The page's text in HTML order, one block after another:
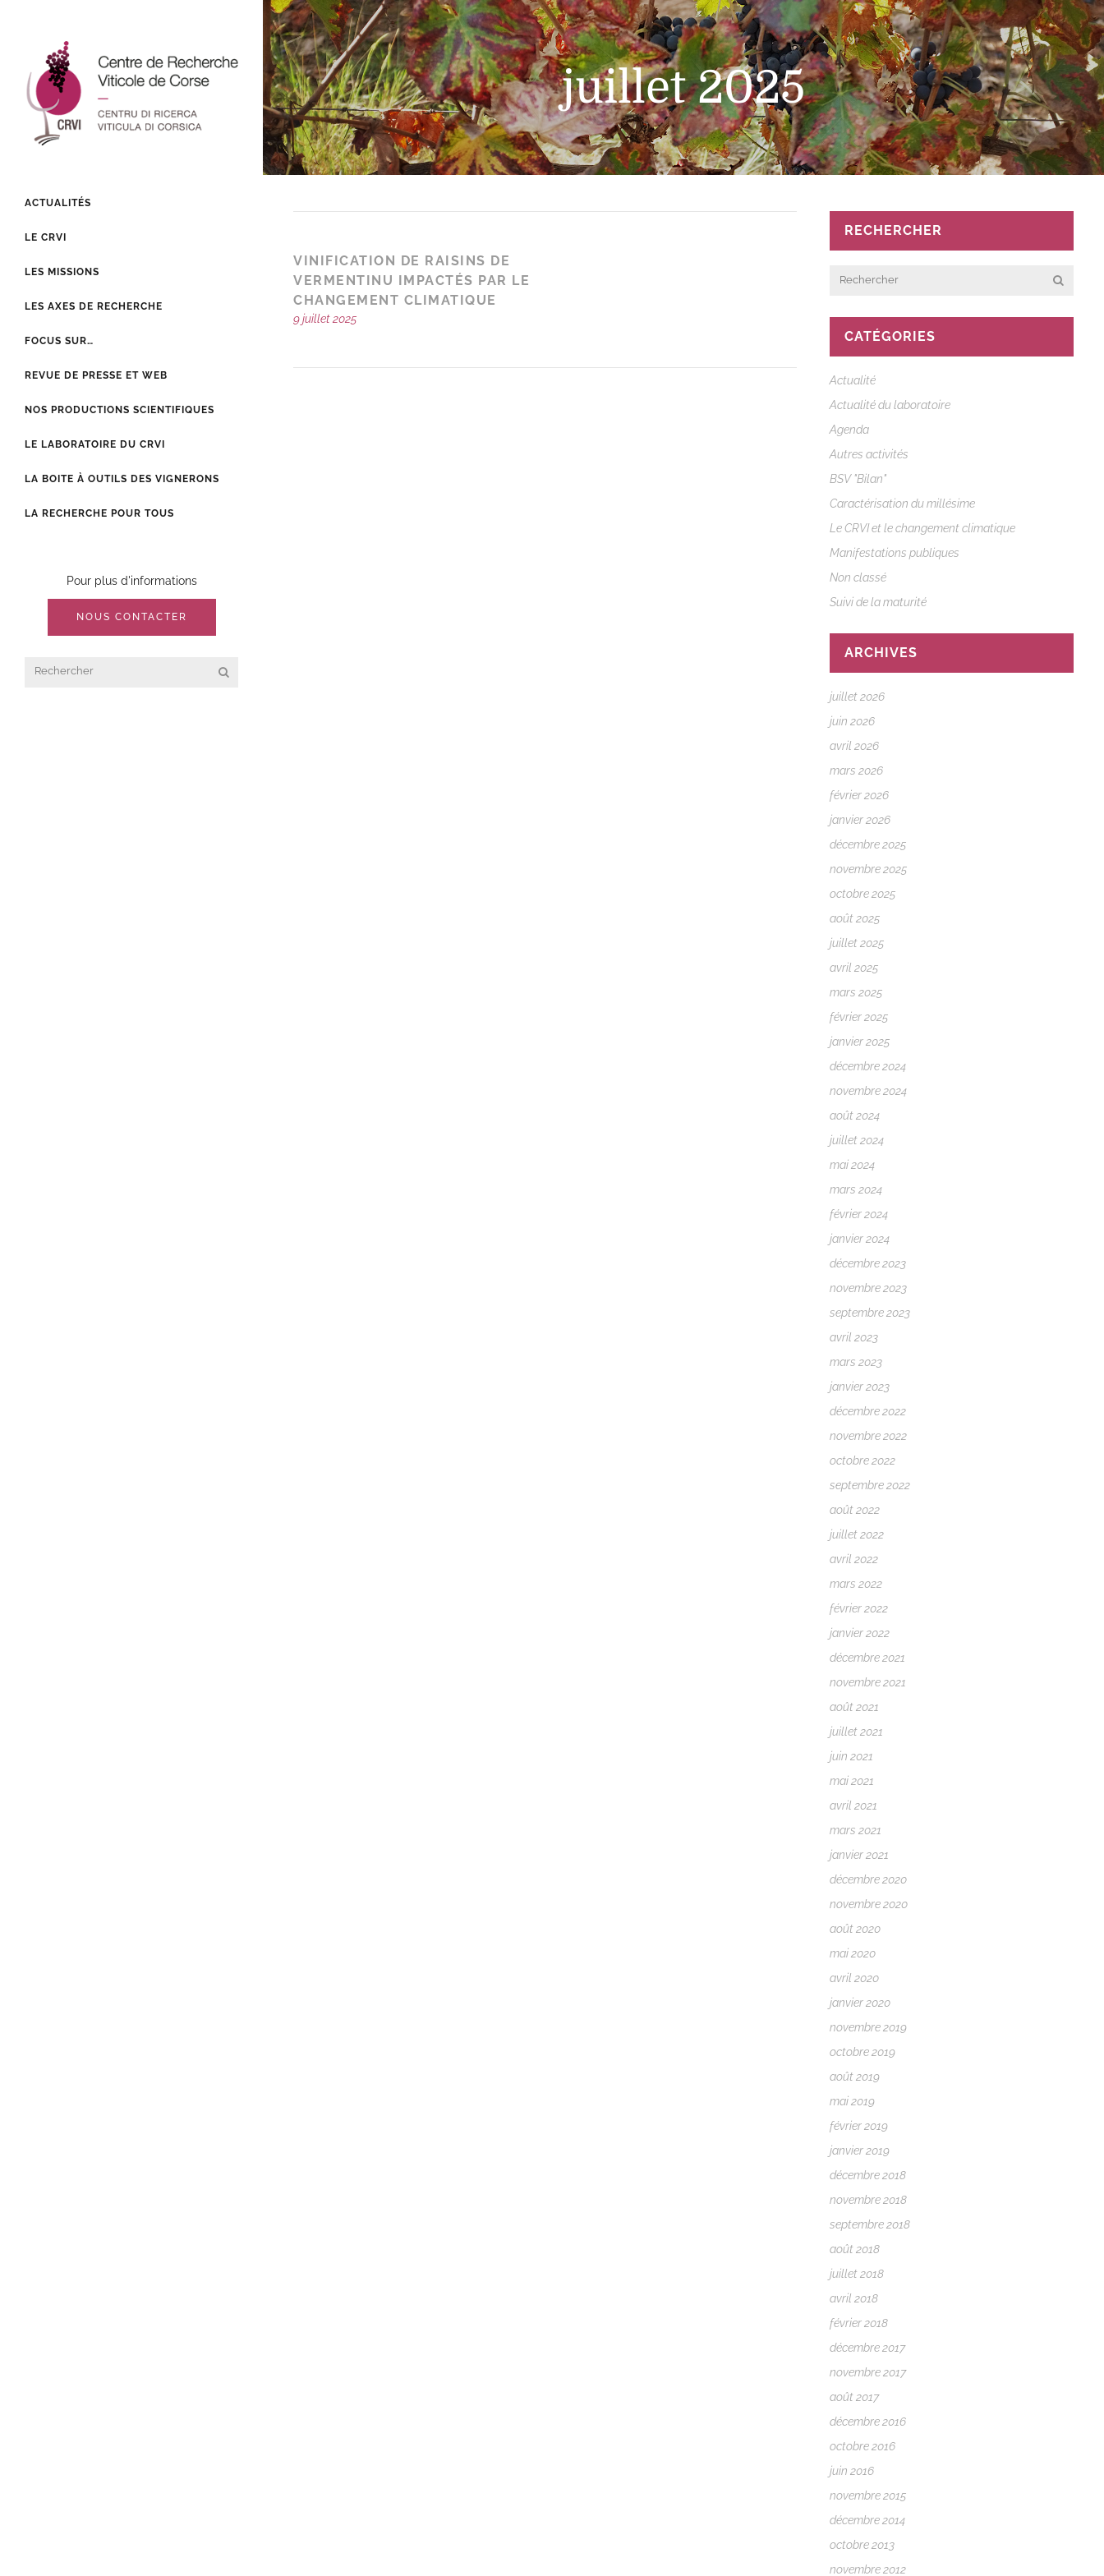
ACTUALITÉS
LE CRVI
LES MISSIONS
LES AXES DE RECHERCHE
FOCUS SUR…
REVUE DE PRESSE ET WEB
NOS PRODUCTIONS SCIENTIFIQUES
LE LABORATOIRE DU CRVI
LA BOITE À OUTILS DES VIGNERONS
LA RECHERCHE POUR TOUS
Pour plus d'informations
NOUS CONTACTER
juillet 2025
VINIFICATION DE RAISINS DE
VERMENTINU IMPACTÉS PAR LE
CHANGEMENT CLIMATIQUE
9 juillet 2025
RECHERCHER
CATÉGORIES
Actualité
Actualité du laboratoire
Agenda
Autres activités
BSV "Bilan"
Caractérisation du millésime
Le CRVI et le changement climatique
Manifestations publiques
Non classé
Suivi de la maturité
ARCHIVES
juillet 2026
juin 2026
avril 2026
mars 2026
février 2026
janvier 2026
décembre 2025
novembre 2025
octobre 2025
août 2025
juillet 2025
avril 2025
mars 2025
février 2025
janvier 2025
décembre 2024
novembre 2024
août 2024
juillet 2024
mai 2024
mars 2024
février 2024
janvier 2024
décembre 2023
novembre 2023
septembre 2023
avril 2023
mars 2023
janvier 2023
décembre 2022
novembre 2022
octobre 2022
septembre 2022
août 2022
juillet 2022
avril 2022
mars 2022
février 2022
janvier 2022
décembre 2021
novembre 2021
août 2021
juillet 2021
juin 2021
mai 2021
avril 2021
mars 2021
janvier 2021
décembre 2020
novembre 2020
août 2020
mai 2020
avril 2020
janvier 2020
novembre 2019
octobre 2019
août 2019
mai 2019
février 2019
janvier 2019
décembre 2018
novembre 2018
septembre 2018
août 2018
juillet 2018
avril 2018
février 2018
décembre 2017
novembre 2017
août 2017
décembre 2016
octobre 2016
juin 2016
novembre 2015
décembre 2014
octobre 2013
novembre 2012